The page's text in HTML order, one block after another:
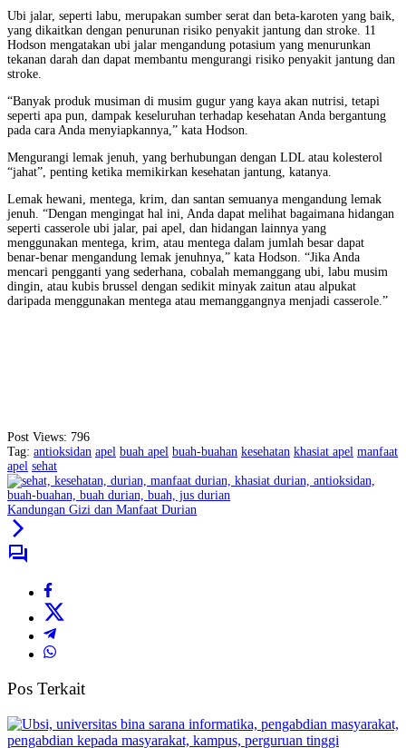
Ubi jalar, seperti labu, merupakan sumber serat dan beta-karoten yang baik,
yang dikaitkan dengan penurunan risiko penyakit jantung dan stroke. 11
Hodson mengatakan ubi jalar mengandung potasium yang menurunkan
tekanan darah dan dapat membantu mengurangi risiko penyakit jantung dan
stroke.
“Banyak produk musiman di musim gugur yang kaya akan nutrisi, tetapi
seperti apa pun, dampak keseluruhan terhadap kesehatan Anda bergantung
pada cara Anda menyiapkannya,” kata Hodson.
Mengurangi lemak jenuh, yang berhubungan dengan LDL atau kolesterol
“jahat”, penting ketika memikirkan kesehatan jantung, katanya.
Lemak hewani, mentega, krim, dan santan semuanya mengandung lemak
jenuh. “Dengan mengingat hal ini, Anda dapat melihat bagaimana hidangan
seperti casserole ubi jalar, pai apel, dan hidangan lainnya yang
menggunakan mentega, krim, atau mentega dalam jumlah besar dapat
benar-benar mengandung lemak jenuhnya,” kata Hodson. “Jika Anda
mencari pengganti yang sederhana, cobalah memanggang ubi, labu musim
dingin, atau kubis brussel dengan sedikit minyak zaitun atau alpukat
daripada menggunakan mentega atau memanggangnya menjadi casserole.”
Post Views: 796
Tag: antioksidan apel buah apel buah-buahan kesehatan khasiat apel manfaat
apel sehat
Kandungan Gizi dan Manfaat Durian
Pos Terkait